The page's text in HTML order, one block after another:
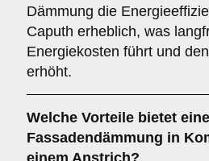
Dämmung die
Caputh erheblich, was
Energiekosten führt und
erhöht.
Welche Vorteile bietet eine
Fassadendämmung in
einem Anstrich?